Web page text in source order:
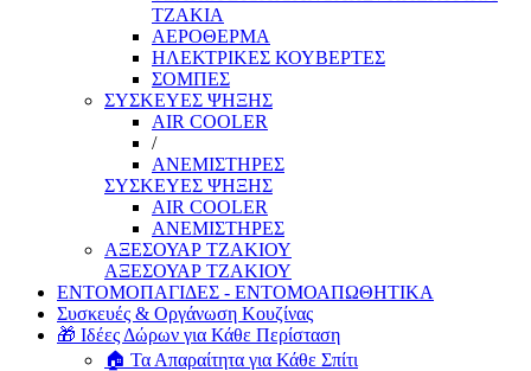
ΤΖΑΚΙΑ
ΑΕΡΟΘΕΡΜΑ
ΗΛΕΚΤΡΙΚΕΣ ΚΟΥΒΕΡΤΕΣ
ΣΟΜΠΕΣ
ΣΥΣΚΕΥΕΣ ΨΗΞΗΣ
AIR COOLER
/
ΑΝΕΜΙΣΤΗΡΕΣ
ΣΥΣΚΕΥΕΣ ΨΗΞΗΣ
AIR COOLER
ΑΝΕΜΙΣΤΗΡΕΣ
ΑΞΕΣΟΥΑΡ ΤΖΑΚΙΟΥ
ΑΞΕΣΟΥΑΡ ΤΖΑΚΙΟΥ
ΕΝΤΟΜΟΠΑΓΙΔΕΣ - ΕΝΤΟΜΟΑΠΩΘΗΤΙΚΑ
Συσκευές & Οργάνωση Κουζίνας
🎁 Ιδέες Δώρων για Κάθε Περίσταση
🏠 Τα Απαραίτητα για Κάθε Σπίτι